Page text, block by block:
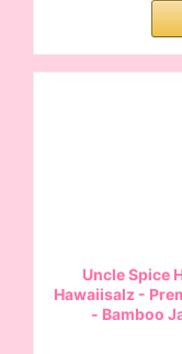
Uncle Spice
Hawaiisalz -
- Bamboo